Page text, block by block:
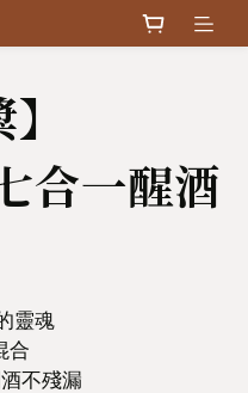
合一醒酒
靈魂
合
不殘漏